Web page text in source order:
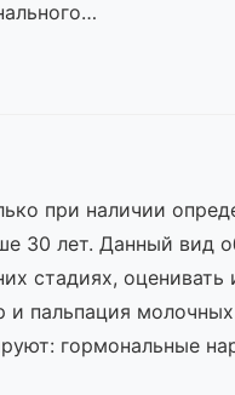
при наличии
30 лет. Данный вид
стадиях, оценивать
пальпация
гормональные